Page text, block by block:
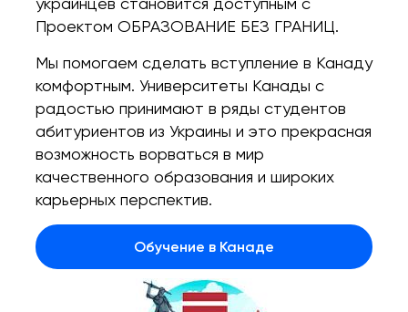
Проектом ОБРАЗОВАНИЕ БЕЗ ГРАНИЦ.
Мы помогаем сделать вступление в Канаду
комфортным. Университеты Канады с
радостью принимают в ряды студентов
абитуриентов из Украины и это прекрасная
возможность ворваться в мир
качественного образования и широких
карьерных перспектив.
Обучение в Канаде